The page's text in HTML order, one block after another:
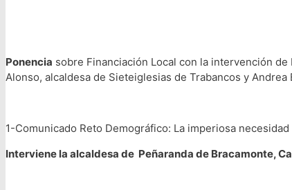
Ponencia sobre Financiación Local con la intervención
Alonso, alcaldesa de Sieteiglesias de Trabancos y
1-Comunicado Reto Demográfico: La imperiosa
Interviene la alcaldesa de Peñaranda de Bracamonte,